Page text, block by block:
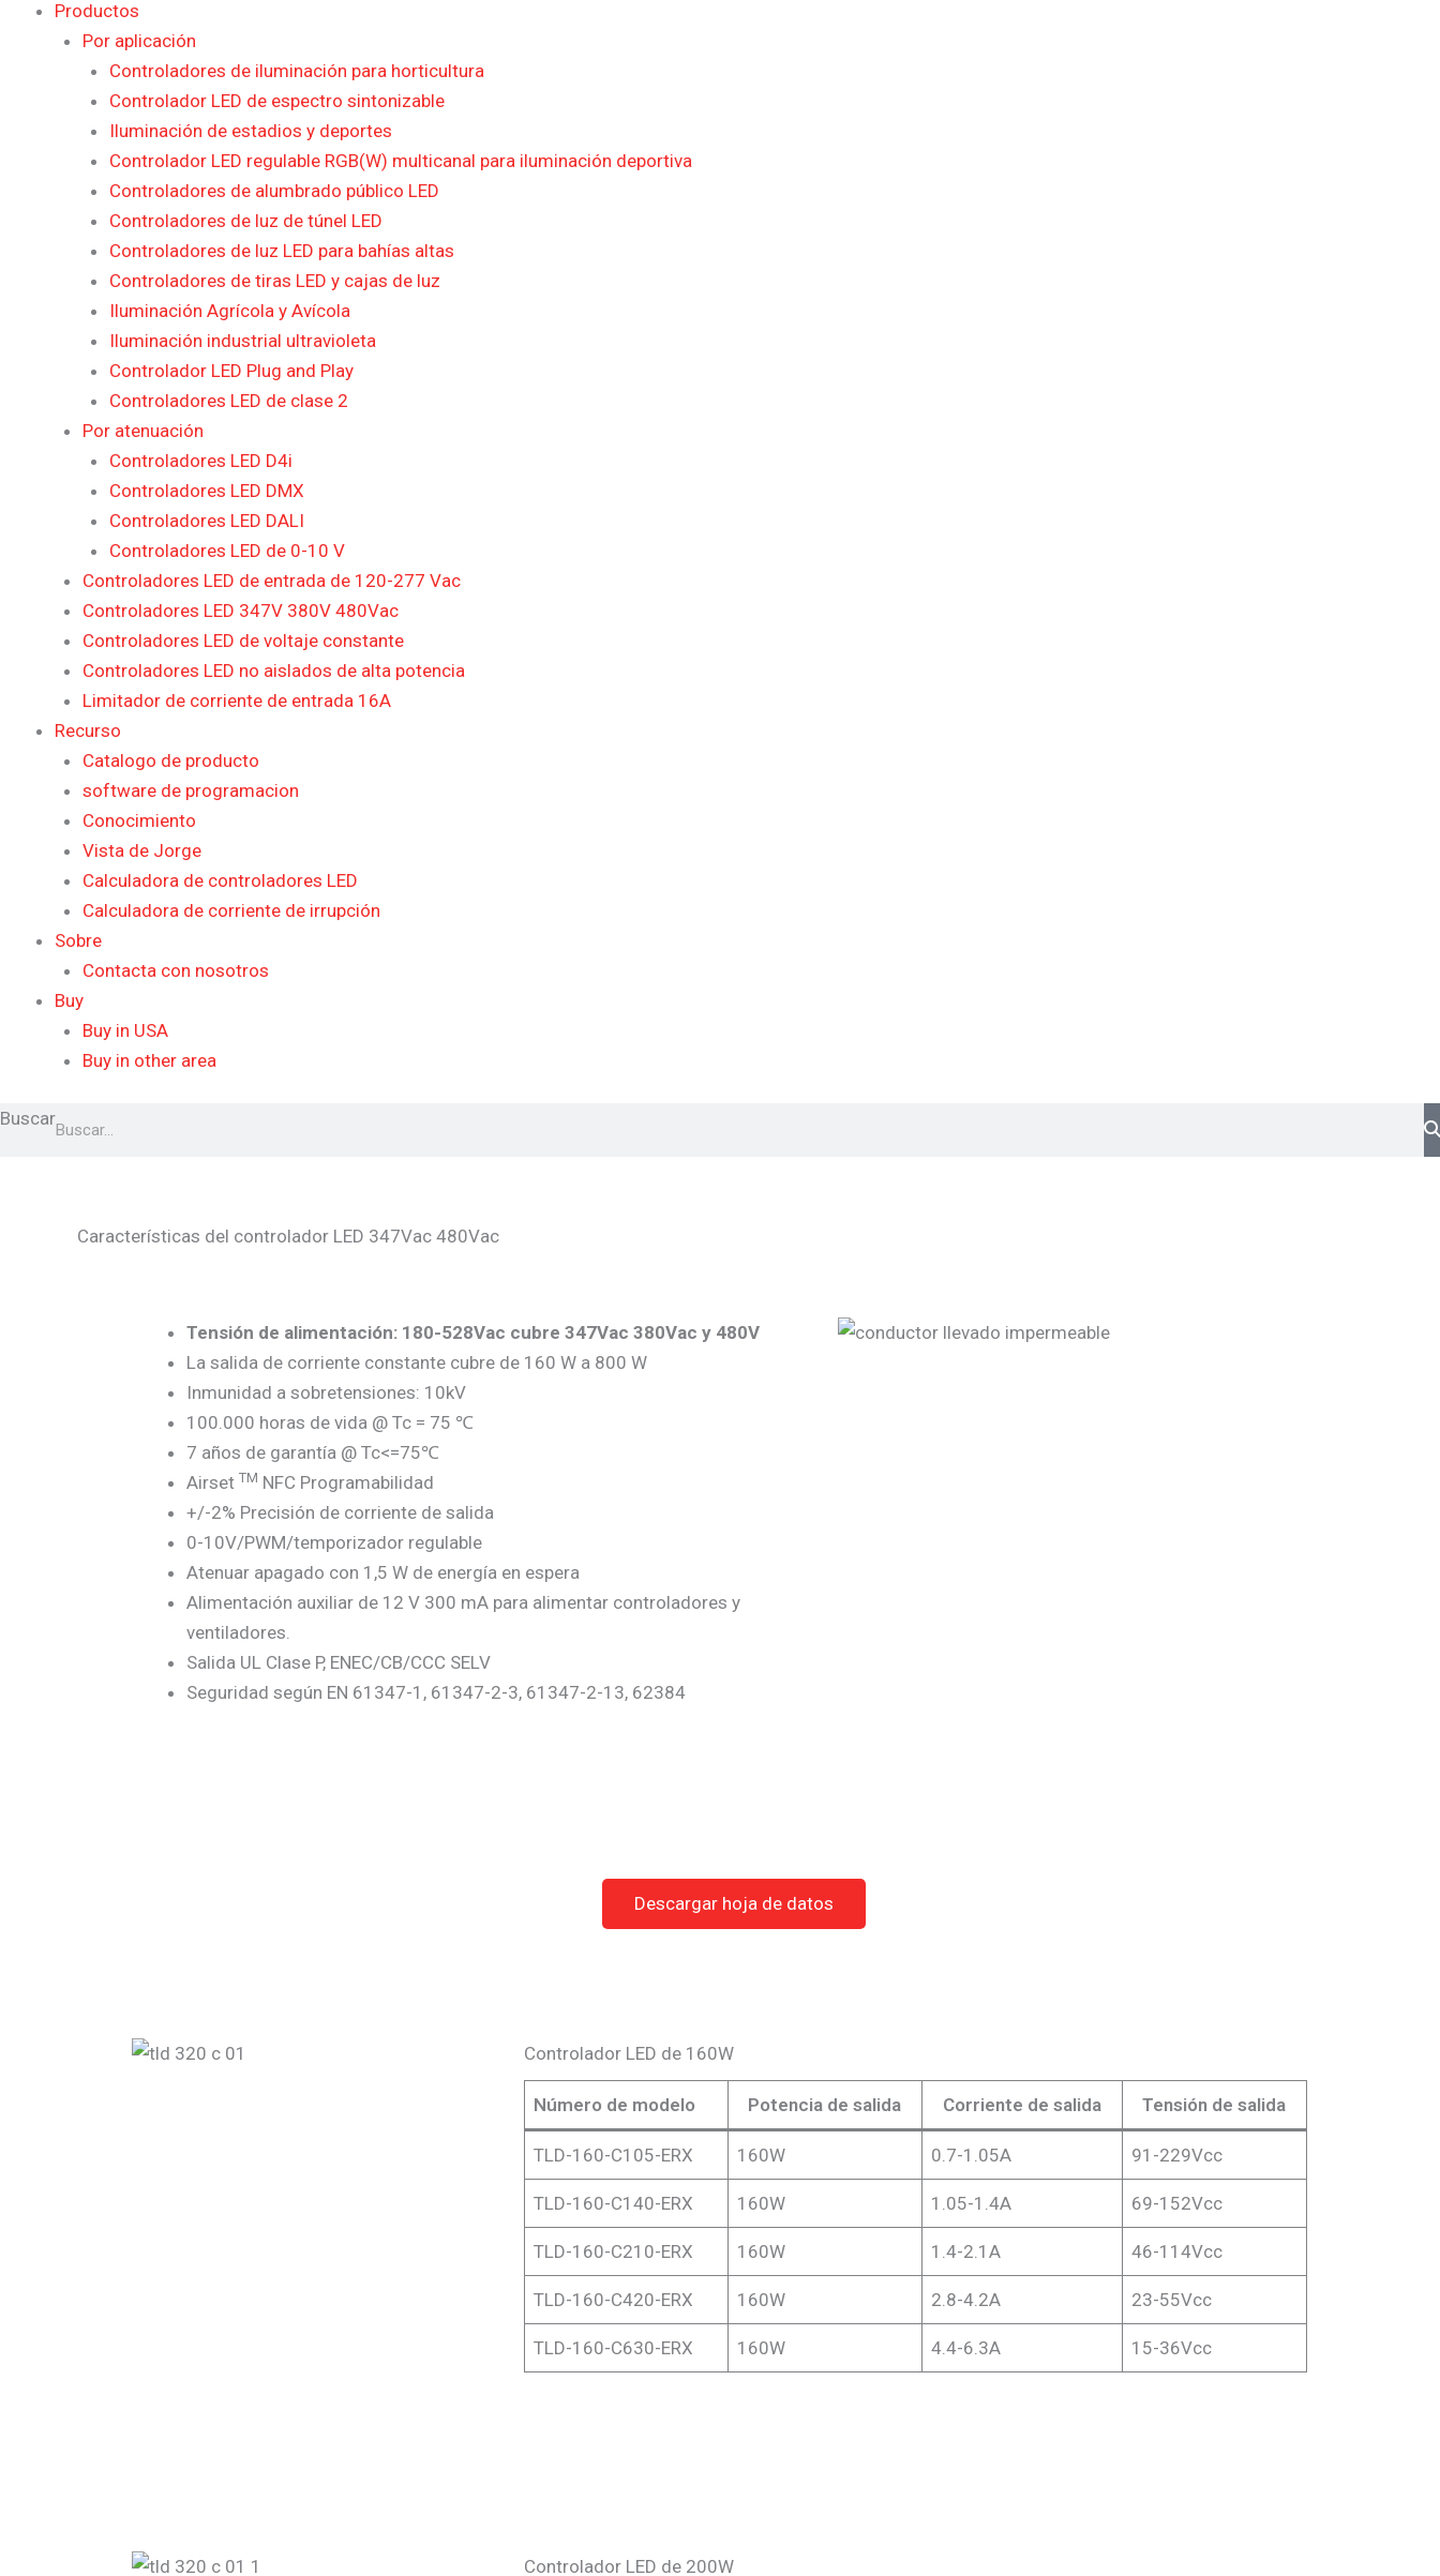
Productos
Por aplicación
Controladores de iluminación para horticultura
Controlador LED de espectro sintonizable
Iluminación de estadios y deportes
Controlador LED regulable RGB(W) multicanal para iluminación deportiva
Controladores de alumbrado público LED
Controladores de luz de túnel LED
Controladores de luz LED para bahías altas
Controladores de tiras LED y cajas de luz
Iluminación Agrícola y Avícola
Iluminación industrial ultravioleta
Controlador LED Plug and Play
Controladores LED de clase 2
Por atenuación
Controladores LED D4i
Controladores LED DMX
Controladores LED DALI
Controladores LED de 0-10 V
Controladores LED de entrada de 120-277 Vac
Controladores LED 347V 380V 480Vac
Controladores LED de voltaje constante
Controladores LED no aislados de alta potencia
Limitador de corriente de entrada 16A
Recurso
Catalogo de producto
software de programacion
Conocimiento
Vista de Jorge
Calculadora de controladores LED
Calculadora de corriente de irrupción
Sobre
Contacta con nosotros
Buy
Buy in USA
Buy in other area
Buscar
Características del controlador LED 347Vac 480Vac
Tensión de alimentación: 180-528Vac cubre 347Vac 380Vac y 480V
La salida de corriente constante cubre de 160 W a 800 W
Inmunidad a sobretensiones: 10kV
100.000 horas de vida @ Tc = 75 ℃
7 años de garantía @ Tc<=75℃
Airset TM NFC Programabilidad
+/-2% Precisión de corriente de salida
0-10V/PWM/temporizador regulable
Atenuar apagado con 1,5 W de energía en espera
Alimentación auxiliar de 12 V 300 mA para alimentar controladores y
ventiladores.
Salida UL Clase P, ENEC/CB/CCC SELV
Seguridad según EN 61347-1, 61347-2-3, 61347-2-13, 62384
Descargar hoja de datos
Controlador LED de 160W
Número de modelo Potencia de salida Corriente de salida Tensión de salida
TLD-160-C105-ERX 160W 0.7-1.05A 91-229Vcc
TLD-160-C140-ERX 160W 1.05-1.4A 69-152Vcc
TLD-160-C210-ERX 160W 1.4-2.1A 46-114Vcc
TLD-160-C420-ERX 160W 2.8-4.2A 23-55Vcc
TLD-160-C630-ERX 160W 4.4-6.3A 15-36Vcc
Controlador LED de 200W